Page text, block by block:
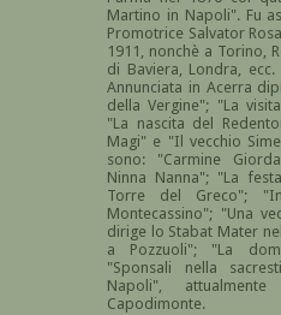
Martino in Napoli". Fu
Promotrice Salvator
1911, nonchè a Torino,
di Baviera, Londra,
Annunciata in Acerra
della Vergine"; "La
"La nascita del
Magi" e "Il vecchio
sono: "Carmine
Ninna Nanna"; "La
Torre del Greco";
Montecassino"; "Una
dirige lo Stabat Mater
a Pozzuoli"; "La
"Sponsali nella
Napoli",
Capodimonte.